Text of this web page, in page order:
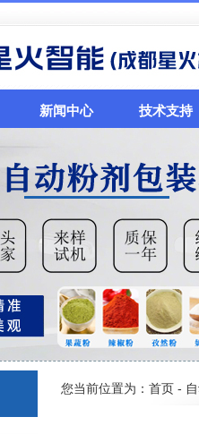
新闻中心 技术支持
您当前位置为： 首页 -